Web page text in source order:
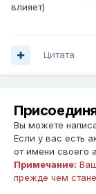
влияет)
Цитата
Вы можете
Если у вас есть
от имени своего
Примечание:
прежде чем